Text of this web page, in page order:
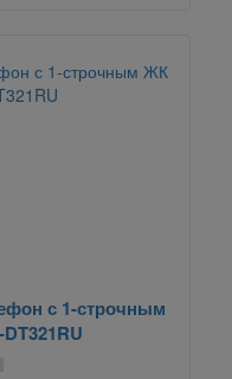
с 1-строчным